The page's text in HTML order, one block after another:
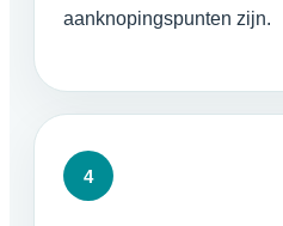
aanknopingspunten zijn.
4